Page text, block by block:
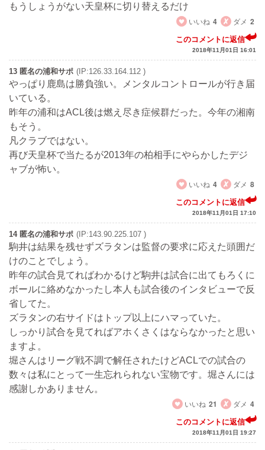
もうしょうがない天皇杯に切り替えるだけ
いいね 4 ダメ 2
このコメントに返信
2018年11月01日 16:01
13 匿名の浦和サポ (IP:126.33.164.112 )
やっぱり鹿島は勝負強い。メンタルコントロールが行き届
いている。
昨年の浦和はACL後は燃え尽き症候群だった。今年の湘南
もそう。
凡クラブではない。
再び天皇杯で当たるが2013年の柏相手にやらかしたデジ
ャブが怖い。
いいね 4 ダメ 8
このコメントに返信
2018年11月01日 17:10
14 匿名の浦和サポ (IP:143.90.225.107 )
駒井は結果を残せずズラタンは監督の要求に応えた頭囲だ
けのことでしょう。
昨年の試合見てればわかるけど駒井は試合に出てもろくに
ボールに絡めなかったし本人も試合後のインタビューで反
省してた。
ズラタンの右サイドはトップ以上にハマっていた。
しっかり試合を見てればアホくさくはならなかったと思い
ますよ。
堀さんはリーグ戦不調で解任されたけどACLでの試合の
数々は私にとって一生忘れられない宝物です。堀さんには
感謝しかありません。
いいね 21 ダメ 4
このコメントに返信
2018年11月01日 19:27